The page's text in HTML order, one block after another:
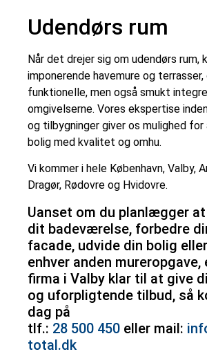
Udendørs rum
Når det drejer sig om udendørs rum,
imponerende havemure og terrasser,
funktionelle, men også smukt
omgivelserne. Vores ekspertise
og tilbygninger giver os mulighed for
bolig med kvalitet og omhu.
Vi kommer i hele København, Valby,
Dragør, Rødovre og Hvidovre.
Uanset om du planlægger
dit badeværelse, forbedre
facade, udvide din bolig
enhver anden mureropgave,
firma i Valby klar til at give
og uforpligtende tilbud, så
dag på
tlf.: 28 500 450 eller mail:
total.dk